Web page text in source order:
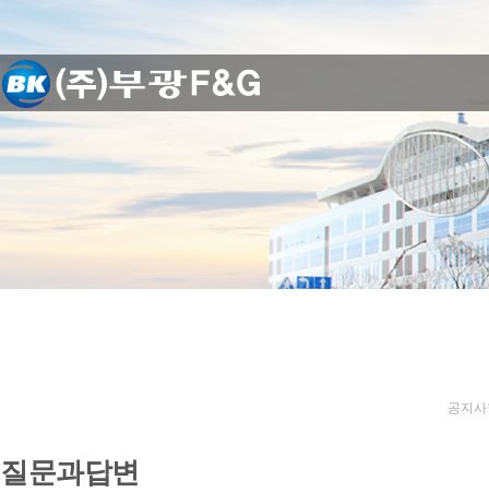
공지사
질문과답변